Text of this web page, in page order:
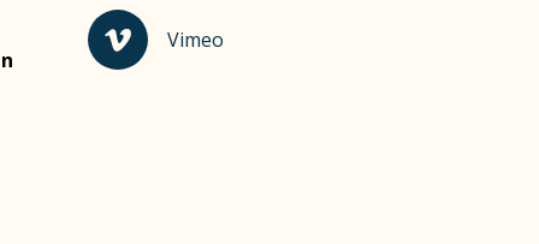
Kauhajoki Vimeossa
Vimeo